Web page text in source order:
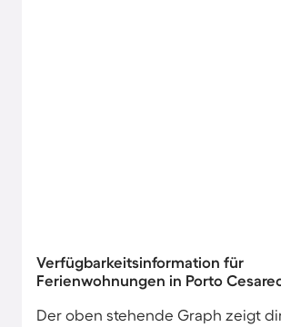
Verfügbarkeitsinformation für
Ferienwohnungen in Porto
Der oben stehende Graph zeigt